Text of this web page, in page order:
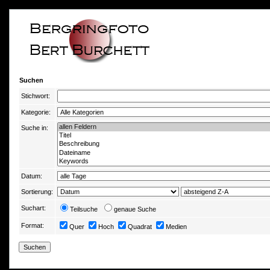
Suchen
Stichwort:
Kategorie:
Suche in:
Datum:
Sortierung:
Suchart: Teilsuche genaue Suche
Format: Quer Hoch Quadrat Medien